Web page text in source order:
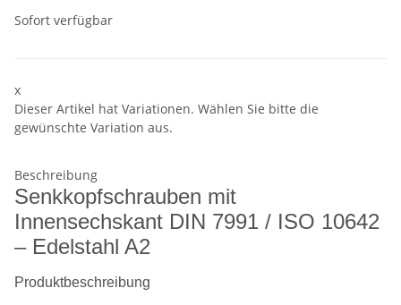
Sofort verfügbar
x
Dieser Artikel hat Variationen. Wählen Sie bitte die
gewünschte Variation aus.
Beschreibung
Senkkopfschrauben mit
Innensechskant DIN 7991 / ISO 10642
– Edelstahl A2
Produktbeschreibung